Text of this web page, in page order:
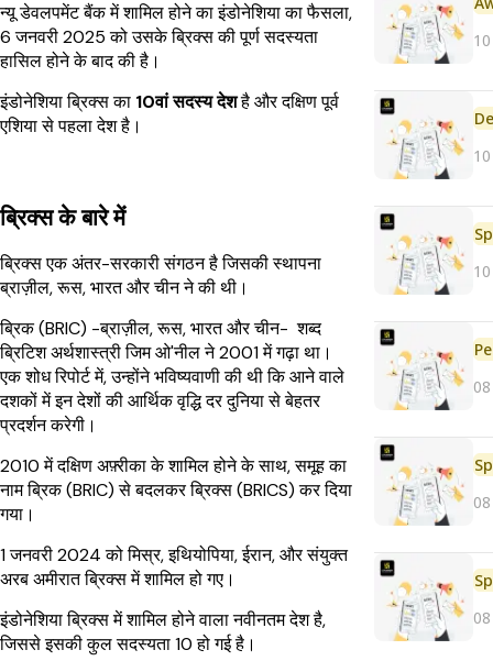
न्यू डेवलपमेंट बैंक में शामिल होने का इंडोनेशिया का फैसला,
6 जनवरी 2025 को उसके ब्रिक्स की पूर्ण सदस्यता
हासिल होने के बाद की है।
इंडोनेशिया ब्रिक्स का 10वां सदस्य देशहै और दक्षिण पूर्व
एशिया से पहला देश है।
ब्रिक्स के बारे में
ब्रिक्स एक अंतर-सरकारी संगठन है जिसकी स्थापना
ब्राज़ील, रूस, भारत और चीन ने की थी।
ब्रिक (BRIC) -ब्राज़ील, रूस, भारत और चीन- शब्द
ब्रिटिश अर्थशास्त्री जिम ओ'नील ने 2001 में गढ़ा था।
एक शोध रिपोर्ट में, उन्होंने भविष्यवाणी की थी कि आने वाले
दशकों में इन देशों की आर्थिक वृद्धि दर दुनिया से बेहतर
प्रदर्शन करेगी।
2010 में दक्षिण अफ़्रीका के शामिल होने के साथ, समूह का
नाम ब्रिक (BRIC) से बदलकर ब्रिक्स (BRICS) कर दिया
गया।
1 जनवरी 2024 को मिस्र, इथियोपिया, ईरान, और संयुक्त
अरब अमीरात ब्रिक्स में शामिल हो गए।
इंडोनेशिया ब्रिक्स में शामिल होने वाला नवीनतम देश है,
जिससे इसकी कुल सदस्यता 10 हो गई है।